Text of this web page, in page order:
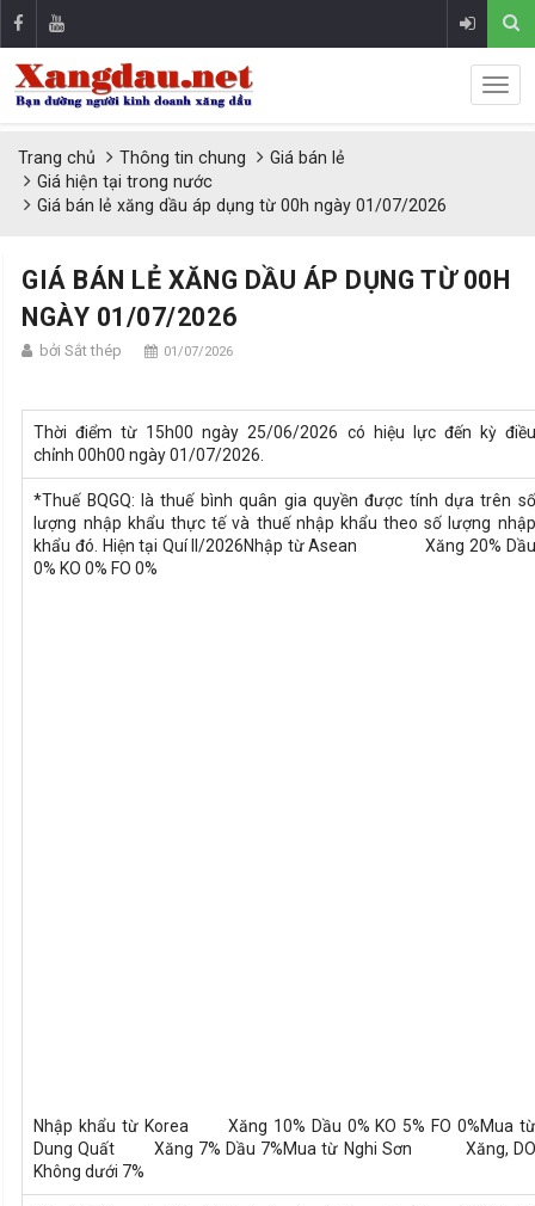
Trang chủ Thông tin chung
Giá bán lẻ
Giá hiện tại trong nước
Giá bán lẻ xăng dầu áp dụng từ 00h ngày 01/07/2026
GIÁ BÁN LẺ XĂNG DẦU ÁP DỤNG TỪ 00H
NGÀY 01/07/2026
bởi Sắt thép 01/07/2026
Thời điểm từ 15h00 ngày 25/06/2026 có hiệu lực đến kỳ điều
chỉnh 00h00 ngày 01/07/2026.
*Thuế BQGQ: là thuế bình quân gia quyền được tính dựa trên số
lượng nhập khẩu thực tế và thuế nhập khẩu theo số lượng nhập
khẩu đó. Hiện tại Quí II/2026Nhập từ Asean Xăng 20% Dầu
0% KO 0% FO 0%
Nhập khẩu từ Korea Xăng 10% Dầu 0% KO 5% FO 0%Mua từ
Dung Quất Xăng 7% Dầu 7%Mua từ Nghi Sơn Xăng, DO
Không dưới 7%